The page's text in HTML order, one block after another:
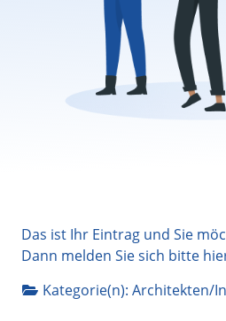
Das ist Ihr Eintrag und Sie
Dann melden Sie sich bitte
Kategorie(n): Architekten/